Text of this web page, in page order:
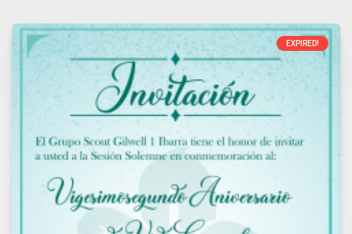
EXPIRED!